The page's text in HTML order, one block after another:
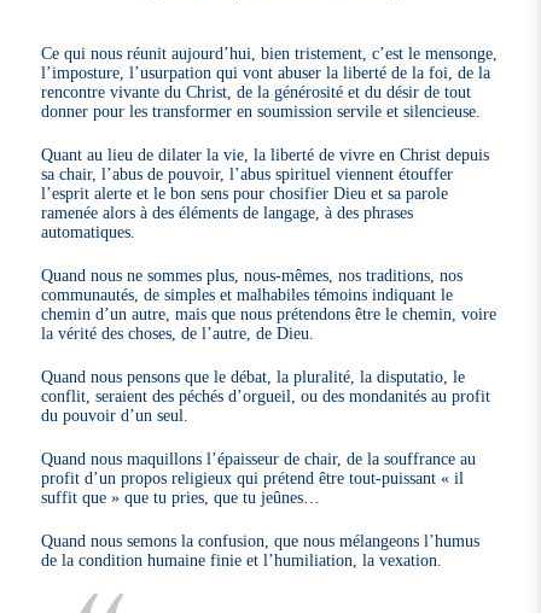
Ce qui nous réunit aujourd’hui, bien tristement, c’est le mensonge,
l’imposture, l’usurpation qui vont abuser la liberté de la foi, de la
rencontre vivante du Christ, de la générosité et du désir de tout
donner pour les transformer en soumission servile et silencieuse.
Quant au lieu de dilater la vie, la liberté de vivre en Christ depuis
sa chair, l’abus de pouvoir, l’abus spirituel viennent étouffer
l’esprit alerte et le bon sens pour chosifier Dieu et sa parole
ramenée alors à des éléments de langage, à des phrases
automatiques.
Quand nous ne sommes plus, nous-mêmes, nos traditions, nos
communautés, de simples et malhabiles témoins indiquant le
chemin d’un autre, mais que nous prétendons être le chemin, voire
la vérité des choses, de l’autre, de Dieu.
Quand nous pensons que le débat, la pluralité, la disputatio, le
conflit, seraient des péchés d’orgueil, ou des mondanités au profit
du pouvoir d’un seul.
Quand nous maquillons l’épaisseur de chair, de la souffrance au
profit d’un propos religieux qui prétend être tout-puissant « il
suffit que » que tu pries, que tu jeûnes…
Quand nous semons la confusion, que nous mélangeons l’humus
de la condition humaine finie et l’humiliation, la vexation.